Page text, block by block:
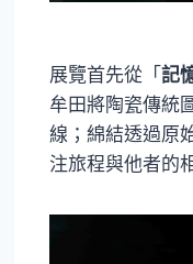
展覽首先從「 記
牟田將陶瓷傳統
線；綿結透過原
注旅程與他者的